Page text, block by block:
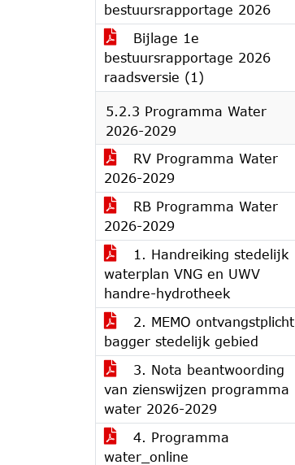
bestuursrapportage 2026
Bijlage 1e
bestuursrapportage 2026
raadsversie (1)
5.2.3 Programma Water
2026-2029
RV Programma Water
2026-2029
RB Programma Water
2026-2029
1. Handreiking stedelijk
waterplan VNG en UWV
handre-hydrotheek
2. MEMO ontvangstplicht
bagger stedelijk gebied
3. Nota beantwoording
van zienswijzen programma
water 2026-2029
4. Programma
water_online